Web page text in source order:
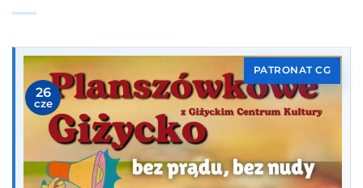
PATRONAT CG
26
cze